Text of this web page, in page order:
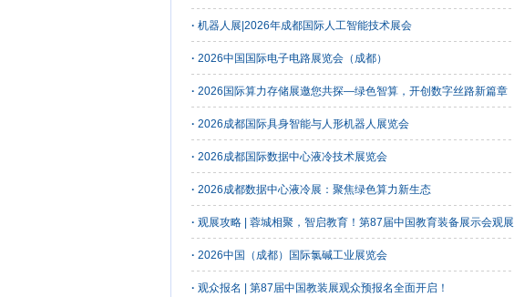
· 机器人展|2026年成都国际人工智能技术展会
· 2026中国国际电子电路展览会（成都）
· 2026国际算力存储展邀您共探—绿色智算，开创数字丝路新篇章
· 2026成都国际具身智能与人形机器人展览会
· 2026成都国际数据中心液冷技术展览会
· 2026成都数据中心液冷展：聚焦绿色算力新生态
· 观展攻略 | 蓉城相聚，智启教育！第87届中国教育装备展示会观展
· 2026中国（成都）国际氯碱工业展览会
· 观众报名 | 第87届中国教装展观众预报名全面开启！